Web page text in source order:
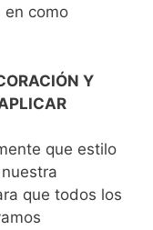
en como
Y
que estilo
que todos los